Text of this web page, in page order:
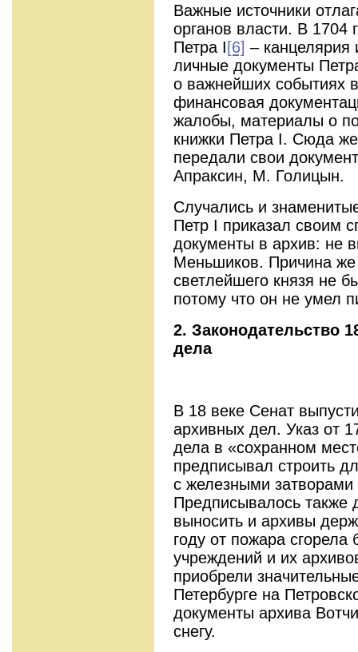
Важные источники
органов власти. В 1704
Петра I [6] – канцелярия
личные документы
о важнейших событиях
финансовая
жалобы, материалы о
книжки Петра I. Сюда
передали свои
Апраксин, М. Голицын.
Случались и
Петр I приказал своим
документы в архив: не
Меньшиков. Причина
светлейшего князя не
потому что он не умел
2. Законодательство
дела
В 18 веке Сенат
архивных дел. Указ от
дела в «сохранном
предписывал строить
с железными
Предписывалось также
выносить и архивы
году от пожара
учреждений и их
приобрели
Петербурге на
документы архива
снегу.